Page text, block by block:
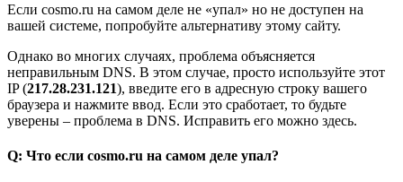
Если cosmo.ru на самом деле не «упал» но не доступен на
вашей системе, попробуйте альтернативу этому сайту.
Однако во многих случаях, проблема объясняется
неправильным DNS. В этом случае, просто используйте этот
IP (217.28.231.121), введите его в адресную строку вашего
браузера и нажмите ввод. Если это сработает, то будьте
уверены – проблема в DNS. Исправить его можно здесь.
Q: Что если cosmo.ru на самом деле упал?